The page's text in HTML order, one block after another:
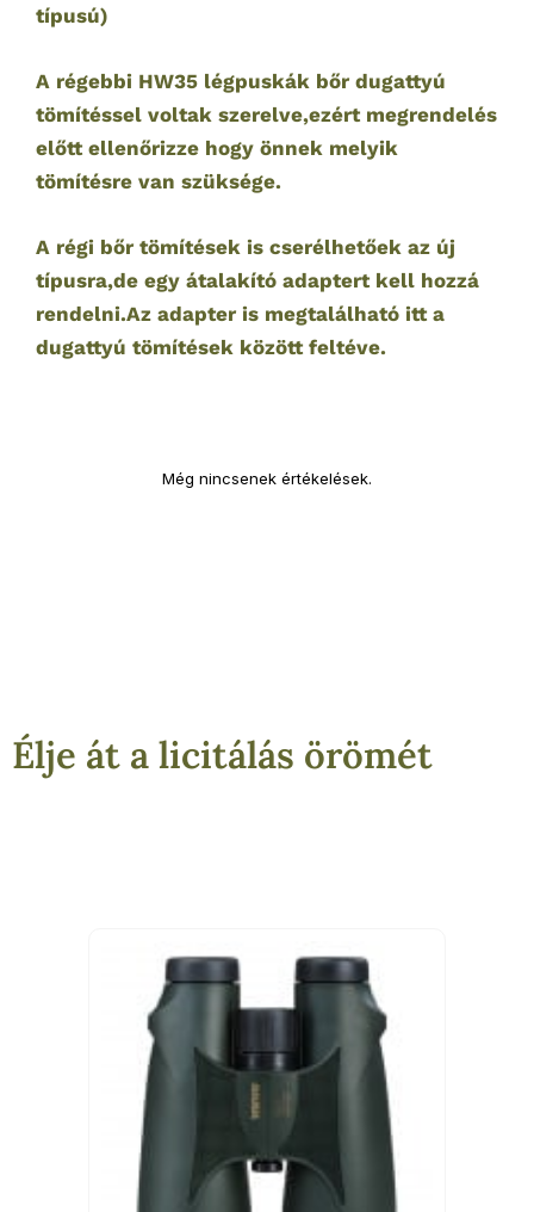
típusú)
A régebbi HW35 légpuskák bőr dugattyú
tömítéssel voltak szerelve,ezért megrendelés
előtt ellenőrizze hogy önnek melyik
tömítésre van szüksége.
A régi bőr tömítések is cserélhetőek az új
típusra,de egy átalakító adaptert kell hozzá
rendelni.Az adapter is megtalálható itt a
dugattyú tömítések között feltéve.
Még nincsenek értékelések.
Élje át a licitálás örömét